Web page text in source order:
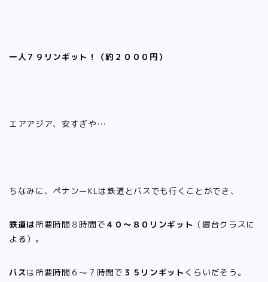
一人７９リンギット！（約２０００円）
エアアジア、安すぎや…
ちなみに、ペナンーKLは鉄道とバスでも行くことができ、
鉄道は所要時間８時間で ４０〜８０リンギット （寝台クラスに
よる）。
バスは所要時間６〜７時間で ３５リンギット くらいだそう。